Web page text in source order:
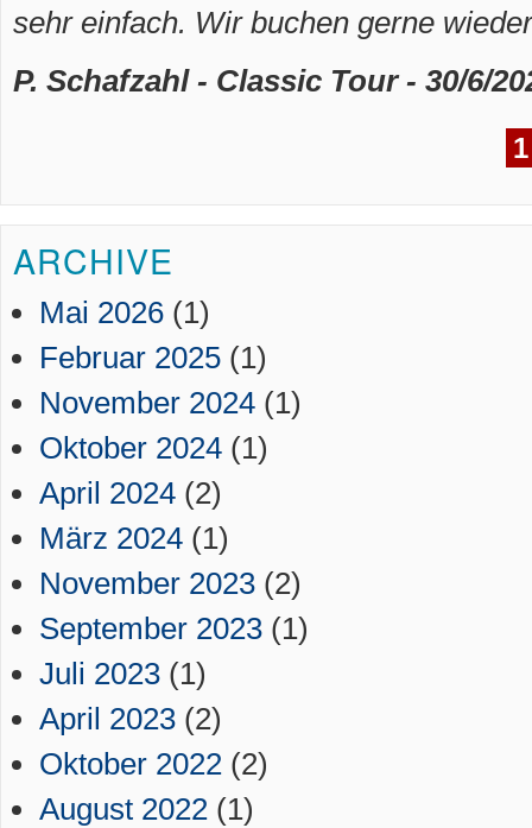
sehr einfach. Wir buchen gerne
P. Schafzahl - Classic Tour - 30/6/
ARCHIVE
Mai 2026 (1)
Februar 2025 (1)
November 2024 (1)
Oktober 2024 (1)
April 2024 (2)
März 2024 (1)
November 2023 (2)
September 2023 (1)
Juli 2023 (1)
April 2023 (2)
Oktober 2022 (2)
August 2022 (1)